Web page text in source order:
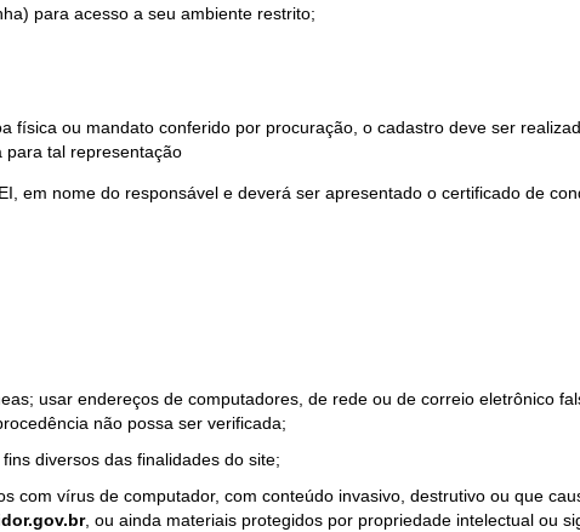
para acesso a seu ambiente restrito;
física ou mandato conferido por procuração, o cadastro deve ser
para tal representação
em nome do responsável e deverá ser apresentado o certificado de
usar endereços de computadores, de rede ou de correio eletrônico
não possa ser verificada;
diversos das finalidades do site;
com vírus de computador, com conteúdo invasivo, destrutivo ou que
, ou ainda materiais protegidos por propriedade intelectual ou